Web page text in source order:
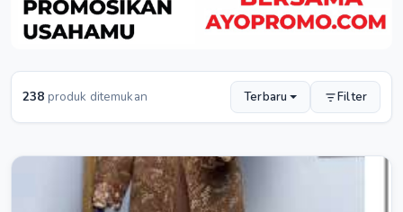
238 produk ditemukan Terbaru Filter